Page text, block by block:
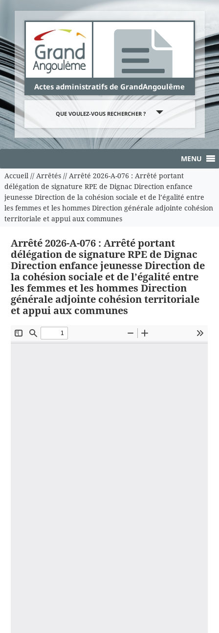
Actes administratifs de GrandAngoulême
QUE VOULEZ-VOUS RECHERCHER ?
MENU
Accueil// Arrêtés// Arrêté 2026-A-076 : Arrêté portant
délégation de signature RPE de Dignac Direction enfance
jeunesse Direction de la cohésion sociale et de l’égalité entre
les femmes et les hommes Direction générale adjointe cohésion
territoriale et appui aux communes
Arrêté 2026-A-076 : Arrêté portant
délégation de signature RPE de Dignac
Direction enfance jeunesse Direction de
la cohésion sociale et de l’égalité entre
les femmes et les hommes Direction
générale adjointe cohésion territoriale
et appui aux communes
Panneau de gestion des cookies